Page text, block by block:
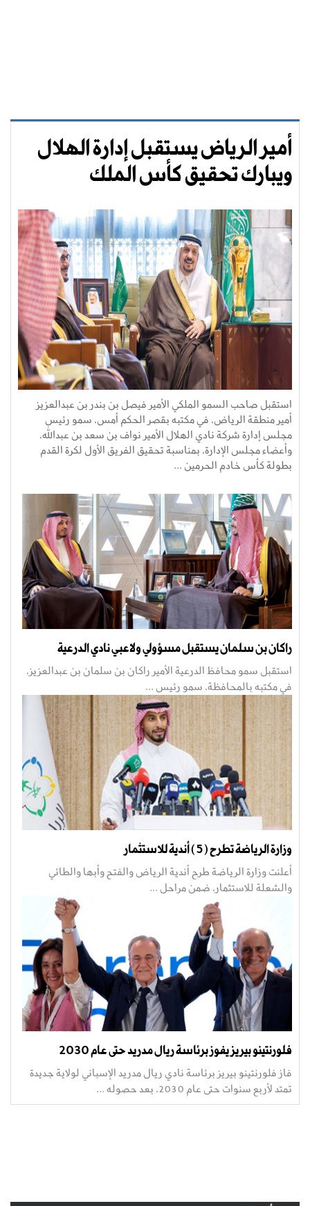
أمير الرياض يستقبل إدارة الهلال
ويبارك تحقيق كأس الملك
استقبل صاحب السمو الملكي الأمير فيصل بن بندر بن عبدالعزيز
أمير منطقة الرياض، في مكتبه بقصر الحكم أمس، سمو رئيس
مجلس إدارة شركة نادي الهلال الأمير نواف بن سعد بن عبدالله،
وأعضاء مجلس الإدارة، بمناسبة تحقيق الفريق الأول لكرة القدم
بطولة كأس خادم الحرمين ...
راكان بن سلمان يستقبل مسؤولي ولاعبي نادي الدرعية
استقبل سمو محافظ الدرعية الأمير راكان بن سلمان بن عبدالعزيز،
في مكتبه بالمحافظة، سمو رئيس ...
وزارة الرياضة تطرح (5) أندية للاستثمار
أعلنت وزارة الرياضة طرح أندية الرياض والفتح وأبها والطائي
والشعلة للاستثمار، ضمن مراحل ...
فلورنتينو بيريز يفوز برئاسة ريال مدريد حتى عام 2030
فاز فلورنتينو بيريز برئاسة نادي ريال مدريد الإسباني لولاية جديدة
تمتد لأربع سنوات حتى عام 2030، بعد حصوله ...